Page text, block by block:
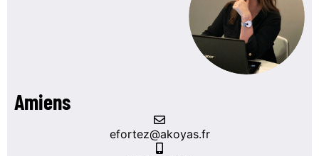
Amiens
efortez@akoyas.fr